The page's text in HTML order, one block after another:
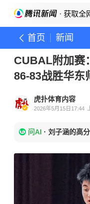
· 获取全
首页 新闻
CUBAL附加赛
86-83战胜华东
虎扑体育内容
2026年5月15日17:44
问AI · 刘子涵的高